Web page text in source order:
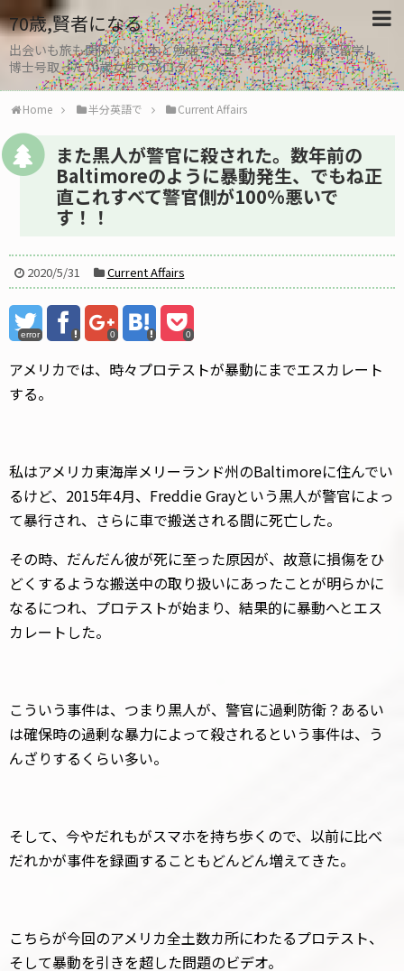
70歳,賢者になる
出会いも旅も関係ない。本と勉強で人生リセット、30歳で留学し
博士号取った70歳女性のブログ
Home 半分英語で Current Affairs
また黒人が警官に殺された。数年前の
Baltimoreのように暴動発生、でもね正
直これすべて警官側が100%悪いで
す！！
2020/5/31 Current Affairs
error 0 0
アメリカでは、時々プロテストが暴動にまでエスカレート
する。
私はアメリカ東海岸メリーランド州のBaltimoreに住んでい
るけど、2015年4月、Freddie Grayという黒人が警官によっ
て暴行され、さらに車で搬送される間に死亡した。
その時、だんだん彼が死に至った原因が、故意に損傷をひ
どくするような搬送中の取り扱いにあったことが明らかに
なるにつれ、プロテストが始まり、結果的に暴動へとエス
カレートした。
こういう事件は、つまり黒人が、警官に過剰防衛？あるい
は確保時の過剰な暴力によって殺されるという事件は、う
んざりするくらい多い。
そして、今やだれもがスマホを持ち歩くので、以前に比べ
だれかが事件を録画することもどんどん増えてきた。
こちらが今回のアメリカ全土数カ所にわたるプロテスト、
そして暴動を引きを超した問題のビデオ。